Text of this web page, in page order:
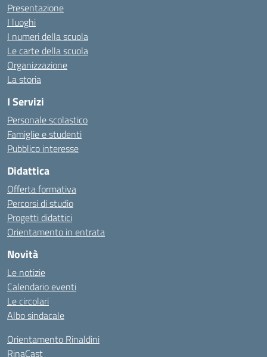
Presentazione
I luoghi
I numeri della scuola
Le carte della scuola
Organizzazione
La storia
I Servizi
Personale scolastico
Famiglie e studenti
Pubblico interesse
Didattica
Offerta formativa
Percorsi di studio
Progetti didattici
Orientamento in entrata
Novità
Le notizie
Calendario eventi
Le circolari
Albo sindacale
Orientamento Rinaldini
RinaCast